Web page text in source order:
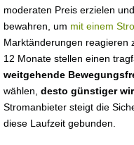
moderaten Preis erzielen
bewahren, um mit einem
Marktänderungen reagieren
12 Monate stellen einen
weitgehende
wählen, desto günstiger
Stromanbieter steigt die
diese Laufzeit gebunden.